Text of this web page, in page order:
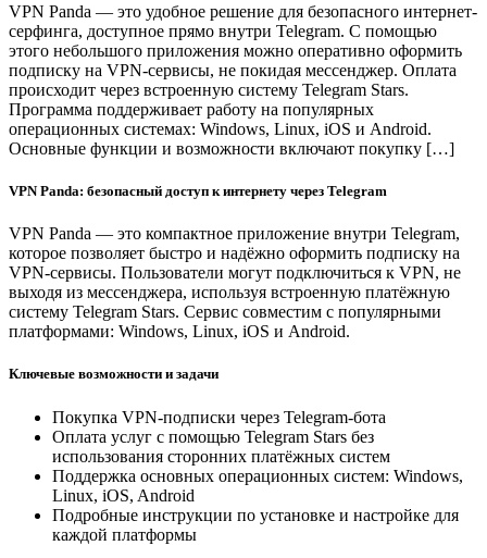
VPN Panda — это удобное решение для безопасного интернет-
серфинга, доступное прямо внутри Telegram. С помощью
этого небольшого приложения можно оперативно оформить
подписку на VPN-сервисы, не покидая мессенджер. Оплата
происходит через встроенную систему Telegram Stars.
Программа поддерживает работу на популярных
операционных системах: Windows, Linux, iOS и Android.
Основные функции и возможности включают покупку […]
VPN Panda: безопасный доступ к интернету через Telegram
VPN Panda — это компактное приложение внутри Telegram,
которое позволяет быстро и надёжно оформить подписку на
VPN-сервисы. Пользователи могут подключиться к VPN, не
выходя из мессенджера, используя встроенную платёжную
систему Telegram Stars. Сервис совместим с популярными
платформами: Windows, Linux, iOS и Android.
Ключевые возможности и задачи
Покупка VPN-подписки через Telegram-бота
Оплата услуг с помощью Telegram Stars без
использования сторонних платёжных систем
Поддержка основных операционных систем: Windows,
Linux, iOS, Android
Подробные инструкции по установке и настройке для
каждой платформы